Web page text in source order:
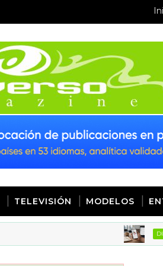
TELEVISIÓN MODELOS
DISEÑO